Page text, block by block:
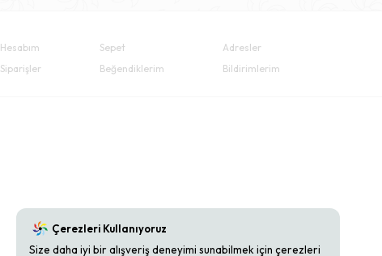
Hesabım
Siparişler
Sepet
Beğendiklerim
Adresler
Bildirimlerim
Çerezleri Kullanıyoruz
Size daha iyi bir alışveriş deneyimi sunabilmek için çerezleri